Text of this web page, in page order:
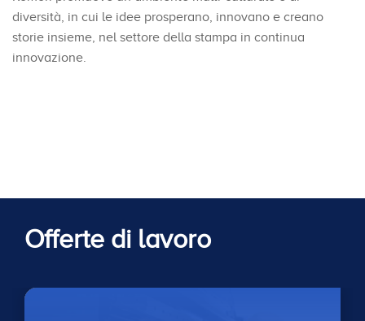
diversità, in cui le idee prosperano, innovano e creano
storie insieme, nel settore della stampa in continua
innovazione.
Offerte di lavoro